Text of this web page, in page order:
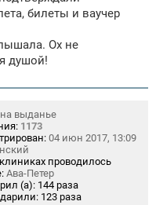
билеты и ваучер
Ох не
душой!
выданье
1173
04 июн 2017, 13:09
проводилось
Ава-Петер
(а): 144 раза
123 раза